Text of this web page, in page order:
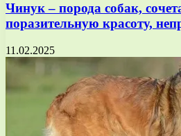
Чинук – порода собак,
поразительную красоту,
11.02.2025